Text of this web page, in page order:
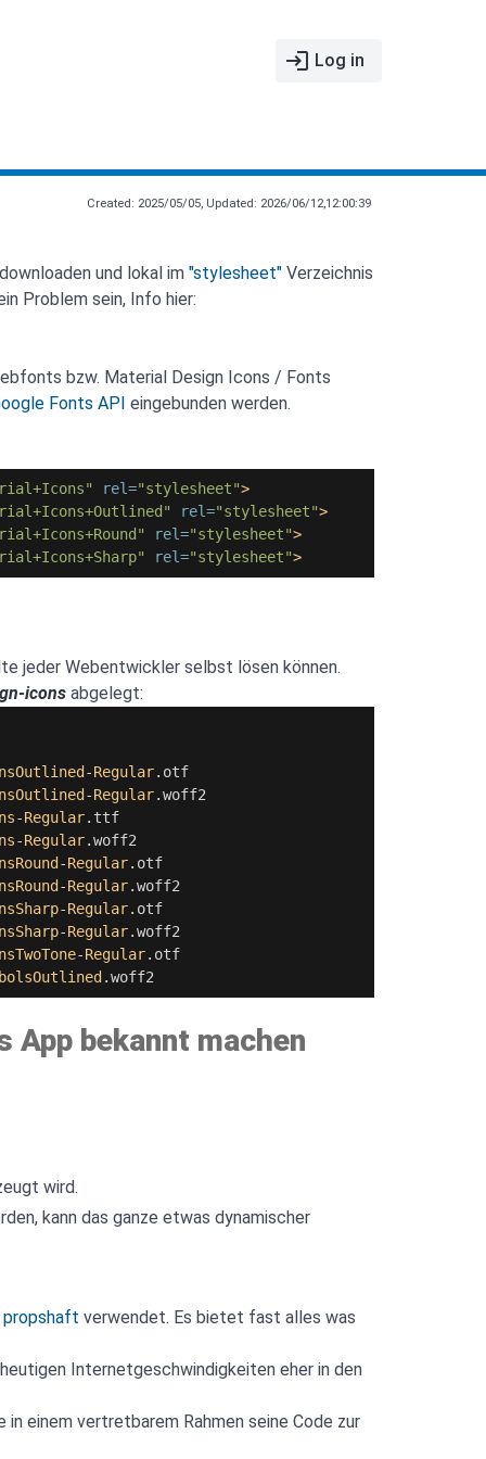
login Log in
Created: 2025/05/05, Updated: 2026/06/12,12:00:39
downloaden und lokal im"stylesheet" Verzeichnis
Problem sein, Info hier:
bzw. Material Design Icons / Fonts
Fonts API eingebunden werden.
rel="stylesheet">
rel="stylesheet">
rel="stylesheet">
rel="stylesheet">
jeder Webentwickler selbst lösen können.
icons abgelegt:
-Regular. otf
-Regular.woff2
-Regular. ttf
-Regular.woff2
-Regular. otf
-Regular.woff2
-Regular. otf
-Regular.woff2
-Regular. otf
.woff2
App bekannt machen
wird.
kann das ganze etwas dynamischer
propshaft verwendet. Es bietet fast alles was
Internetgeschwindigkeiten eher in den
einem vertretbarem Rahmen seine Code zur